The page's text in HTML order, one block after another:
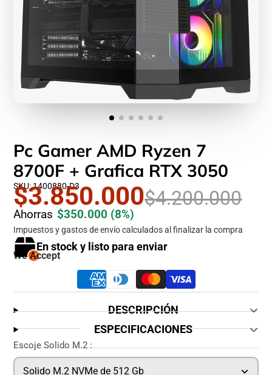
Pc Gamer AMD Ryzen 7
8700F + Grafica RTX 3050
SKU: 1400880-D3
$3.850.000$4.200.000
Ahorras $350.000 (8%)
Impuestos y gastos de envío calculados al finalizar la compra
En stock y listo para enviar
We Accept
DESCRIPCIÓN
ESPECIFICACIONES
Escoje Solido M.2 :
Solido M.2 NVMe de 512 Gb